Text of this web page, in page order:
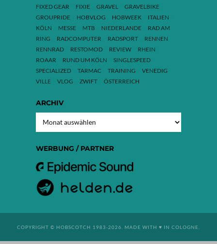
FIXED GEAR
FIXIE GRAVEL
GRAVELBIKE
GROUPRIDE
HOBVLOG HOBWEEK
ITALIEN
KÖLN
MESSE MTB NIEDERLANDE
RAD AM
RING
RADCOMPUTER RADSPORT
RENNEN
RENNRAD
RESTOMOD REVIEW
RHEIN
ROAAR
RUND UM KÖLN
SINGLESPEED
SPECIALIZED
TARMAC TRAINING
VENEDIG
VILLE
VLOG ZWIFT ÖSTERREICH
ARCHIV
WERBUNG / PARTNER
COPYRIGHT © HOBSCOTCH 1983-2026. MADE WITH ♥ IN COLOGNE.